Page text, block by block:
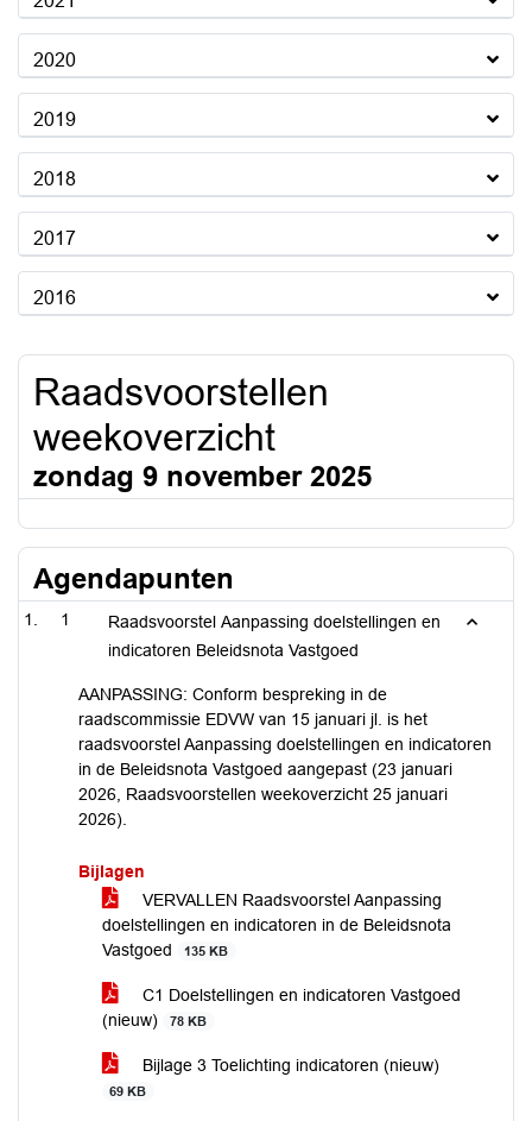
2020
2019
2018
2017
2016
Raadsvoorstellen
weekoverzicht
zondag 9 november 2025
Agendapunten
1
Raadsvoorstel Aanpassing doelstellingen en
indicatoren Beleidsnota Vastgoed
AANPASSING: Conform bespreking in de
raadscommissie EDVW van 15 januari jl. is het
raadsvoorstel Aanpassing doelstellingen en indicatoren
in de Beleidsnota Vastgoed aangepast (23 januari
2026, Raadsvoorstellen weekoverzicht 25 januari
2026).
Bijlagen
VERVALLEN Raadsvoorstel Aanpassing
doelstellingen en indicatoren in de Beleidsnota
Vastgoed
135 KB
C1 Doelstellingen en indicatoren Vastgoed
(nieuw)
78 KB
Bijlage 3 Toelichting indicatoren (nieuw)
69 KB